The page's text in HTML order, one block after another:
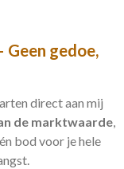
Geen gedoe,
direct aan mij
de marktwaarde,
bod voor je hele